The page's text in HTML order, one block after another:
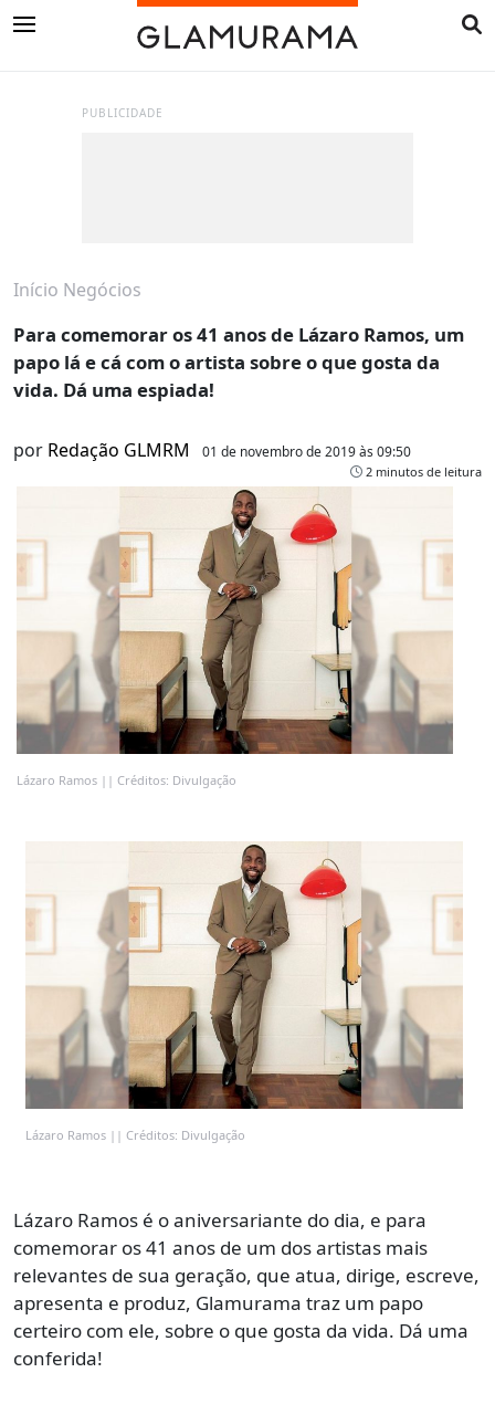
PUBLICIDADE
Início Negócios
Para comemorar os 41 anos de Lázaro Ramos, um
papo lá e cá com o artista sobre o que gosta da
vida. Dá uma espiada!
por Redação GLMRM 01 de novembro de 2019 às 09:50
2 minutos de leitura
Lázaro Ramos || Créditos: Divulgação
Lázaro Ramos || Créditos: Divulgação
Lázaro Ramos é o aniversariante do dia, e para
comemorar os 41 anos de um dos artistas mais
relevantes de sua geração, que atua, dirige, escreve,
apresenta e produz, Glamurama traz um papo
certeiro com ele, sobre o que gosta da vida. Dá uma
conferida!